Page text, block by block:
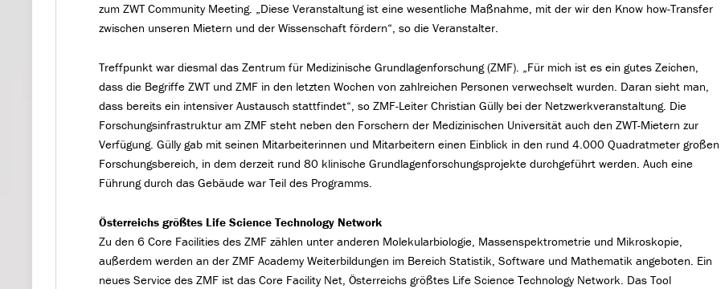
zum ZWT Community Meeting. „Diese Veranstaltung ist eine wesentliche Maßnahme, mit der wir den Know how-Transfer
zwischen unseren Mietern und der Wissenschaft fördern“, so die Veranstalter.
Treffpunkt war diesmal das Zentrum für Medizinische Grundlagenforschung (ZMF). „Für mich ist es ein gutes Zeichen,
dass die Begriffe ZWT und ZMF in den letzten Wochen von zahlreichen Personen verwechselt wurden. Daran sieht man,
dass bereits ein intensiver Austausch stattfindet“, so ZMF-Leiter Christian Gülly bei der Netzwerkveranstaltung. Die
Forschungsinfrastruktur am ZMF steht neben den Forschern der Medizinischen Universität auch den ZWT-Mietern zur
Verfügung. Gülly gab mit seinen Mitarbeiterinnen und Mitarbeitern einen Einblick in den rund 4.000 Quadratmeter großen
Forschungsbereich, in dem derzeit rund 80 klinische Grundlagenforschungsprojekte durchgeführt werden. Auch eine
Führung durch das Gebäude war Teil des Programms.
Österreichs größtes Life Science Technology Network
Zu den 6 Core Facilities des ZMF zählen unter anderen Molekularbiologie, Massenspektrometrie und Mikroskopie,
außerdem werden an der ZMF Academy Weiterbildungen im Bereich Statistik, Software und Mathematik angeboten. Ein
neues Service des ZMF ist das Core Facility Net, Österreichs größtes Life Science Technology Network. Das Tool